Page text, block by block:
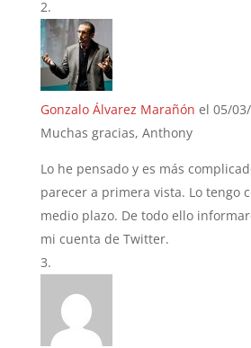
Gonzalo Álvarez Marañón el 05/
Muchas gracias, Anthony
Lo he pensado y es más
parecer a primera vista. Lo tengo
medio plazo. De todo ello
mi cuenta de Twitter.